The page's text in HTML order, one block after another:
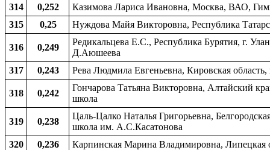
314
0,252
Казимова Лариса Ивановна, Москва, ВАО,
315
0,25 Нуждова Майя Викторовна, Республика
316 0,249
Редикальцева Е.С., Республика Бурятия, г.
Д.Аюшеева
317
0,243 Рева Людмила Евгеньевна, Кировская
318 0,242
Гончарова Татьяна Викторовна, Алтайский
школа
319 0,238
Цаль-Цалко Наталья Григорьевна,
школа им. А.С.Касатонова
320
0,236
Карпинская Марина Владимировна, Липецкая